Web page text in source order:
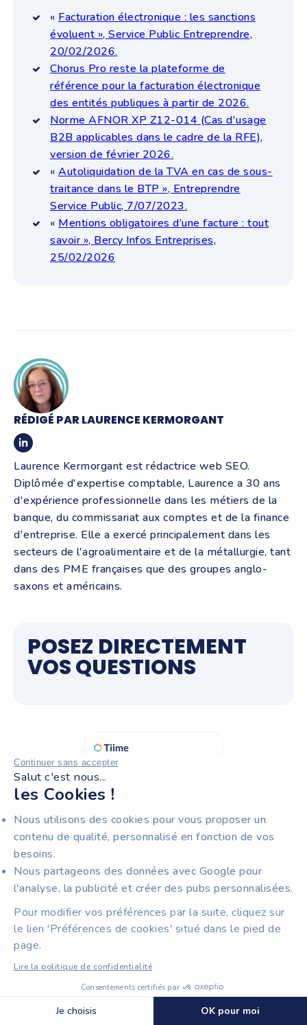
Continuer sans accepter
Salut c'est nous...
les Cookies !
Nous utilisons des cookies pour vous proposer un
contenu de qualité, personnalisé en fonction de vos
besoins.
Nous partageons des données avec Google pour
l'analyse, la publicité et créer des pubs personnalisées.
Pour modifier vos préférences par la suite, cliquez sur
le lien 'Préférences de cookies' situé dans le pied de
page.
Lire la politique de confidentialité
Consentements certifiés par
Je choisis OK pour moi
🍪 Cookies
« Facturation électronique : les sanctions
évoluent », Service Public Entreprendre,
20/02/2026.
Chorus Pro reste la plateforme de
référence pour la facturation électronique
des entités publiques à partir de 2026.
Norme AFNOR XP Z12-014 (Cas d'usage
B2B applicables dans le cadre de la RFE),
version de février 2026.
« Autoliquidation de la TVA en cas de sous-
traitance dans le BTP », Entreprendre
Service Public, 7/07/2023.
« Mentions obligatoires d’une facture : tout
savoir », Bercy Infos Entreprises,
25/02/2026
RÉDIGÉ PAR LAURENCE KERMORGANT
Laurence Kermorgant est rédactrice web SEO.
Diplômée d'expertise comptable, Laurence a 30 ans
d'expérience professionnelle dans les métiers de la
banque, du commissariat aux comptes et de la finance
d'entreprise. Elle a exercé principalement dans les
secteurs de l'agroalimentaire et de la métallurgie, tant
dans des PME françaises que des groupes anglo-
saxons et américains.
POSEZ DIRECTEMENT
VOS QUESTIONS
CES ARTICLES
POURRAIENT VOUS
INTÉRESSER